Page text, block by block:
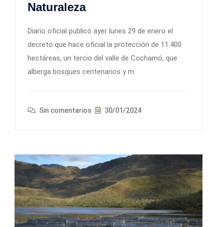
Naturaleza
Diario oficial publicó ayer lunes 29 de enero el
decreto que hace oficial la protección de 11.400
hectáreas, un tercio del valle de Cochamó, que
alberga bosques centenarios y m
Sin comentarios 30/01/2024